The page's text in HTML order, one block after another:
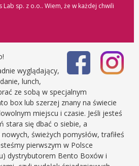
Lab sp. z o.o.. Wiem, że w każdej chwili
wyglądający,
lunch,
ze sobą w specjalnym
box lub szerzej znany na świecie
miejscu i czasie. Jeśli jesteś
stara się dbać o siebie, a
świeżych pomysłów, trafiłeś
pierwszym w Polsce
dystrybutorem Bento Boxów i